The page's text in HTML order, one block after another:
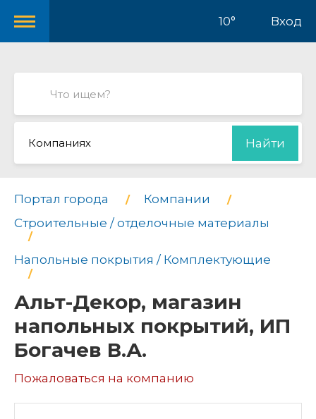
10° Вход
Компаниях Найти
Портал города
Компании
Строительные / отделочные материалы
Напольные покрытия / Комплектующие
Альт-Декор, магазин
напольных покрытий, ИП
Богачев В.А.
Пожаловаться на компанию